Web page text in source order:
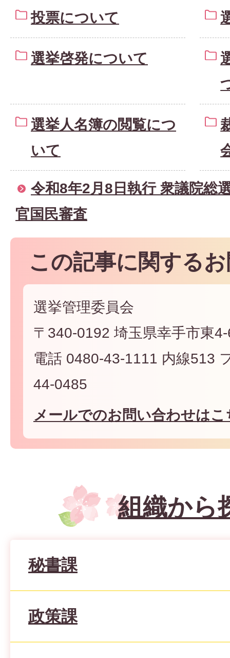
投票について
選挙啓発について
選挙人名簿の閲覧につ
いて
令和8年2月8日執行 衆議院総
官国民審査
この記事に関する
選挙管理委員会
〒340-0192 埼玉県幸手市東
電話 0480-43-1111 内線513
44-0485
メールでのお問い合わせは
組織から
秘書課
政策課